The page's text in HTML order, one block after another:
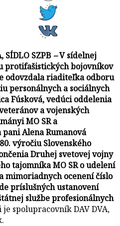
SÍDLO SZPB –V sídelnej
protifašistických bojovníkov
odovzdala riaditeľka odboru
personálnych a sociálnych
Fúsková, vedúci oddelenia
a vojenských
MO SR a
Alena Rumanová
výročiu Slovenského
Druhej svetovej vojny
tajomníka MO SR o udelení
mimoriadnych ocenení číslo
príslušných ustanovení
službe profesionálnych
spolupracovník DAV DVA,